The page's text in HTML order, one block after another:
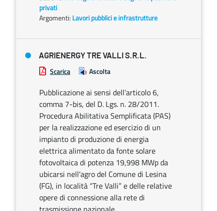
privati
Argomenti: Lavori pubblici e infrastrutture
AGRIENERGY TRE VALLI S.R.L.
Scarica Ascolta
Pubblicazione ai sensi dell’articolo 6,
comma 7-bis, del D. Lgs. n. 28/2011.
Procedura Abilitativa Semplificata (PAS)
per la realizzazione ed esercizio di un
impianto di produzione di energia
elettrica alimentato da fonte solare
fotovoltaica di potenza 19,998 MWp da
ubicarsi nell’agro del Comune di Lesina
(FG), in località “Tre Valli” e delle relative
opere di connessione alla rete di